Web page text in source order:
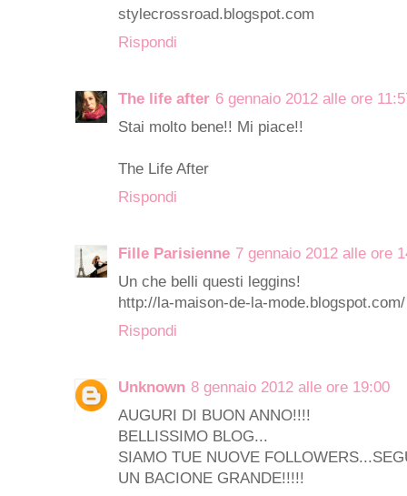
stylecrossroad.blogspot.com
Rispondi
The life after 6 gennaio 2012 alle ore
Stai molto bene!! Mi piace!!
The Life After
Rispondi
Fille Parisienne 7 gennaio 2012 alle ore
Un che belli questi leggins!
http://la-maison-de-la-mode.blogspot.com/
Rispondi
Unknown 8 gennaio 2012 alle ore 19:00
AUGURI DI BUON ANNO!!!!
BELLISSIMO BLOG...
SIAMO TUE NUOVE
UN BACIONE GRANDE!!!!!